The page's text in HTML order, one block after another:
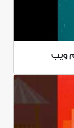
ويب